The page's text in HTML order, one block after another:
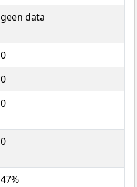
geen data
0
0
0
0
47%